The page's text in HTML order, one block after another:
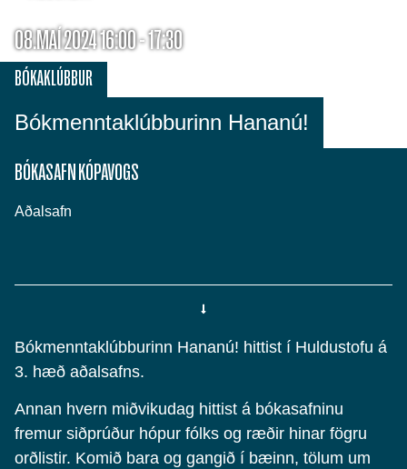
08.MAÍ 2024 16:00 - 17:30
Bókmenntaklúbburinn Hananú!
BÓKAKLÚBBUR
BÓKASAFN KÓPAVOGS
Aðalsafn
Bókmenntaklúbburinn Hananú! hittist í Huldustofu á
3. hæð aðalsafns.
Annan hvern miðvikudag hittist á bókasafninu
fremur siðprúður hópur fólks og ræðir hinar fögru
orðlistir. Komið bara og gangið í bæinn, tölum um